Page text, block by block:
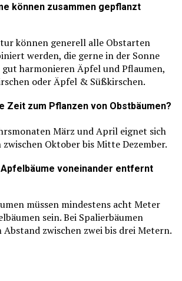
können zusammen gepflanzt
können generell alle Obstarten
werden, die gerne in der Sonne
gut harmonieren Äpfel und Pflaumen,
oder Äpfel & Süßkirschen.
Zeit zum Pflanzen von Obstbäumen?
März und April eignet sich
Oktober bis Mitte Dezember.
voneinander entfernt
müssen mindestens acht Meter
sein. Bei Spalierbäumen
Abstand zwischen zwei bis drei Metern.